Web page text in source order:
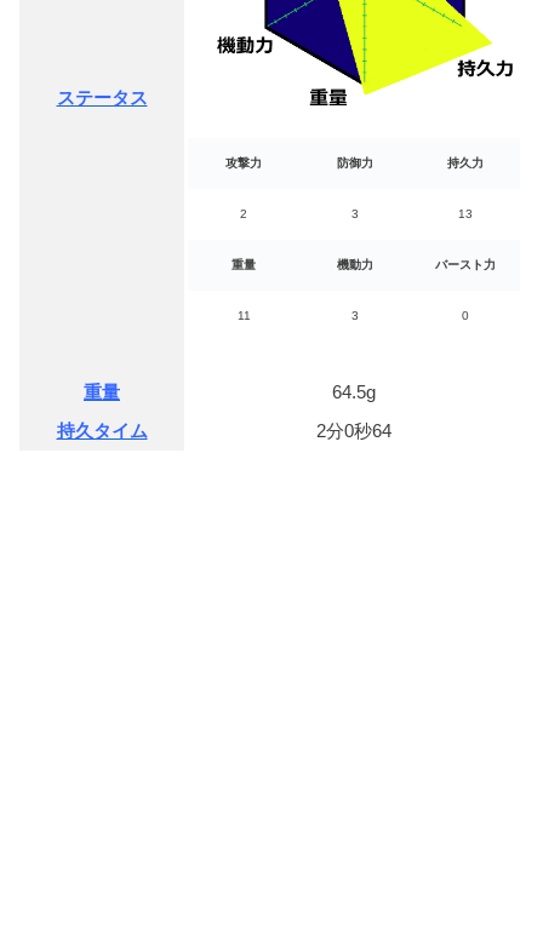
ステータス
攻撃力 防御力 持久力
2 3 13
重量 機動力 バースト力
11 3 0
重量
64.5g
持久タイム
2分0秒64